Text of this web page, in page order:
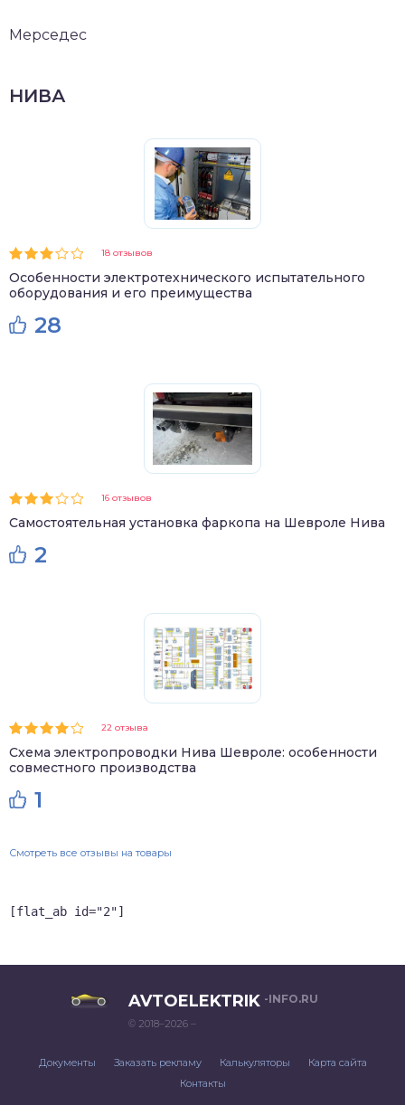
Мерседес
НИВА
18 отзывов
Особенности электротехнического испытательного
оборудования и его преимущества
28
16 отзывов
Самостоятельная установка фаркопа на Шевроле Нива
2
22 отзыва
Схема электропроводки Нива Шевроле: особенности
совместного производства
1
Смотреть все отзывы на товары
[flat_ab id="2"]
AVTOELEKTRIK -INFO.RU
© 2018–2026 –
Документы Заказать рекламу Калькуляторы
Карта сайта
Контакты